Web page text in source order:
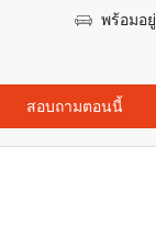
พร้อมอยู่
สอบถามตอนนี้